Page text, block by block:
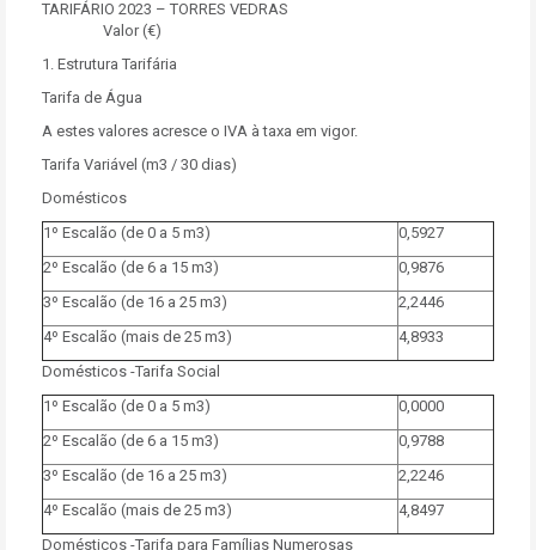
TARIFÁRIO 2023 – TORRES VEDRAS
Valor (€)
1. Estrutura Tarifária
Tarifa de Água
A estes valores acresce o IVA à taxa em vigor.
Tarifa Variável (m3 / 30 dias)
Domésticos
1º Escalão (de 0 a 5 m3)
0,5927
2º Escalão (de 6 a 15 m3)
0,9876
3º Escalão (de 16 a 25 m3)
2,2446
4º Escalão (mais de 25 m3)
4,8933
Domésticos -Tarifa Social
1º Escalão (de 0 a 5 m3)
0,0000
2º Escalão (de 6 a 15 m3)
0,9788
3º Escalão (de 16 a 25 m3)
2,2246
4º Escalão (mais de 25 m3)
4,8497
Domésticos -Tarifa para Famílias Numerosas